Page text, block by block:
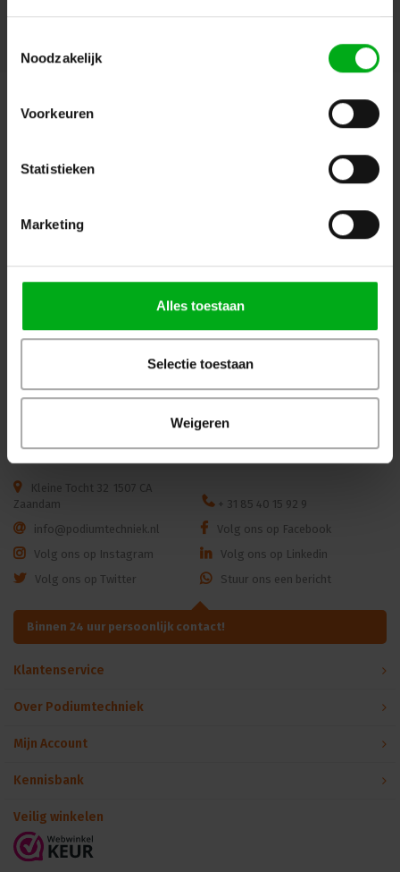
Noodzakelijk
Voorkeuren
Statistieken
Marketing
Alles toestaan
Selectie toestaan
Weigeren
Bekijk alle producten
OP=OP
WKK | Krimpkous box H-5(3X)
9.0/3.0 of 12.0/4.0 mm
Login voor prijzen
JB-Lighting | P10 |
| 330W | 8.000 – 15.000lm |
CMY | 29dB(A) | 18 gobo's
≥70
Login voor prijzen
Dé specialist podiumtechniek; van schets naar uitvoering
Kleine Tocht 32 1507 CA
Zaandam
+ 31 85 40 15 92 9
info@podiumtechniek.nl
Volg ons op Facebook
Volg ons op Instagram
Volg ons op Linkedin
Volg ons op Twitter
Stuur ons een bericht
Binnen 24 uur persoonlijk contact!
Klantenservice
Over Podiumtechniek
Mijn Account
Kennisbank
Veilig winkelen